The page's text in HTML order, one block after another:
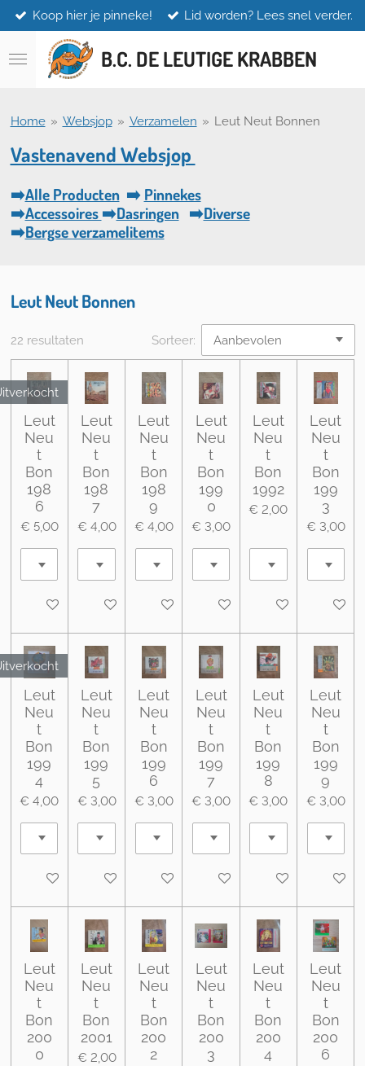
Ga
direct
naar
B.C. DE LEUTIGE KRABBEN
Koop hier je pinneke! Lid worden? Lees snel verder.
Home » Websjop » Verzamelen » Leut Neut Bonnen
Vastenavend Websjop
➡️Alle Producten ➡️ Pinnekes
➡️Accessoires ➡️Dasringen ➡️Diverse
➡️Bergse verzamelitems
Leut Neut Bonnen
22 resultaten Sorteer:
Leut
Neu
t
Bon
198
6
€ 5,00
Houd mij op de hoogte
Leut
Neu
t
Bon
198
7
€ 4,00
In winkelwagen
Leut
Neu
t
Bon
198
9
€ 4,00
In winkelwagen
Leut
Neu
t
Bon
199
0
€ 3,00
In winkelwagen
Leut
Neu
t
Bon
1992
€ 2,00
In winkelwagen
Leut
Neu
t
Bon
199
3
€ 3,00
In
Leut
Neu
t
Bon
199
4
€ 4,00
Houd mij op de hoogte
Leut
Neu
t
Bon
199
5
€ 3,00
In winkelwagen
Leut
Neu
t
Bon
199
6
€ 3,00
In winkelwagen
Leut
Neu
t
Bon
199
7
€ 3,00
In winkelwagen
Leut
Neu
t
Bon
199
8
€ 3,00
In winkelwagen
Leut
Neu
t
Bon
199
9
€ 3,00
In
Leut
Neu
t
Bon
200
0
Leut
Neu
t
Bon
2001
€ 2,00
Leut
Neu
t
Bon
200
2
Leut
Neu
t
Bon
200
3
Leut
Neu
t
Bon
200
4
Leut
Neu
t
Bon
200
6